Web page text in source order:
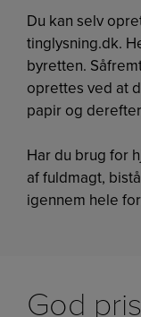
Du kan selv
tinglysning.dk.
byretten.
oprettes ved at
papir og
Har du brug for
af fuldmagt,
igennem hele
God